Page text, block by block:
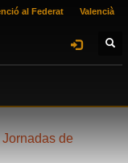
al Federat Valencià
de